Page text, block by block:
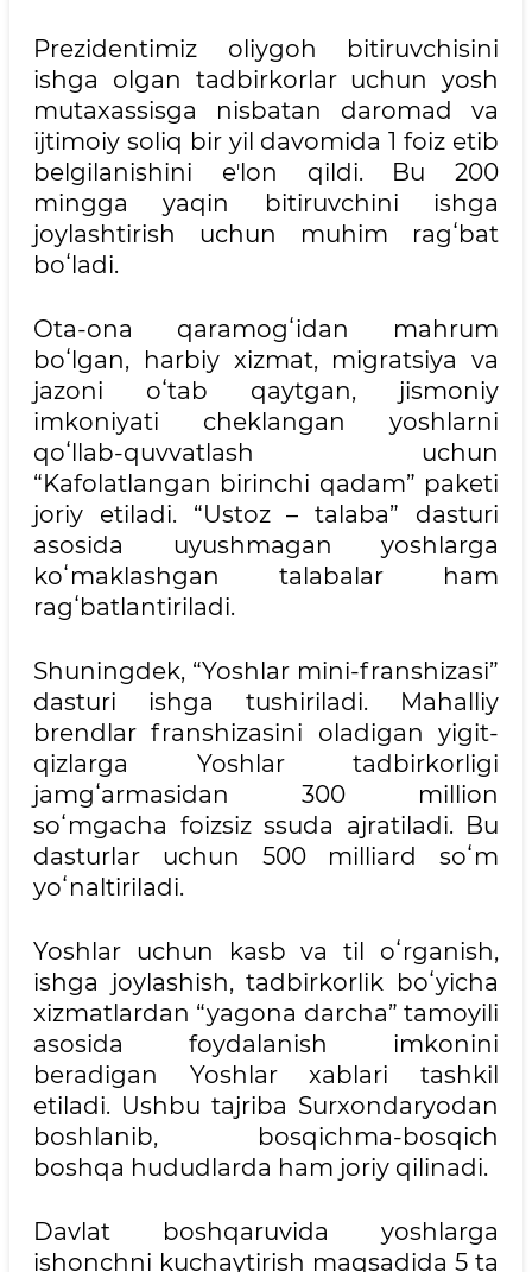
Prezidentimiz oliygoh bitiruvchisini
ishga olgan tadbirkorlar uchun yosh
mutaxassisga nisbatan daromad va
ijtimoiy soliq bir yil davomida 1 foiz etib
belgilanishini eʼlon qildi. Bu 200
mingga yaqin bitiruvchini ishga
joylashtirish uchun muhim ragʻbat
boʻladi.
Ota-ona qaramogʻidan mahrum
boʻlgan, harbiy xizmat, migratsiya va
jazoni oʻtab qaytgan, jismoniy
imkoniyati cheklangan yoshlarni
qoʻllab-quvvatlash uchun
“Kafolatlangan birinchi qadam” paketi
joriy etiladi. “Ustoz – talaba” dasturi
asosida uyushmagan yoshlarga
koʻmaklashgan talabalar ham
ragʻbatlantiriladi.
Shuningdek, “Yoshlar mini-franshizasi”
dasturi ishga tushiriladi. Mahalliy
brendlar franshizasini oladigan yigit-
qizlarga Yoshlar tadbirkorligi
jamgʻarmasidan 300 million
soʻmgacha foizsiz ssuda ajratiladi. Bu
dasturlar uchun 500 milliard soʻm
yoʻnaltiriladi.
Yoshlar uchun kasb va til oʻrganish,
ishga joylashish, tadbirkorlik boʻyicha
xizmatlardan “yagona darcha” tamoyili
asosida foydalanish imkonini
beradigan Yoshlar xablari tashkil
etiladi. Ushbu tajriba Surxondaryodan
boshlanib, bosqichma-bosqich
boshqa hududlarda ham joriy qilinadi.
Davlat boshqaruvida yoshlarga
ishonchni kuchaytirish maqsadida 5 ta